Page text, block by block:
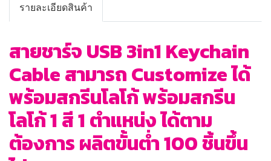
รายละเอียดสินค้า
สายชาร์จ USB 3in1 Keychain
Cable สามารถ Customize ได้
พร้อมสกรีนโลโก้ พร้อมสกรีน
โลโก้ 1 สี 1 ตำแหน่ง ได้ตาม
ต้องการ ผลิตขั้นต่ำ 100 ชิ้นขึ้น